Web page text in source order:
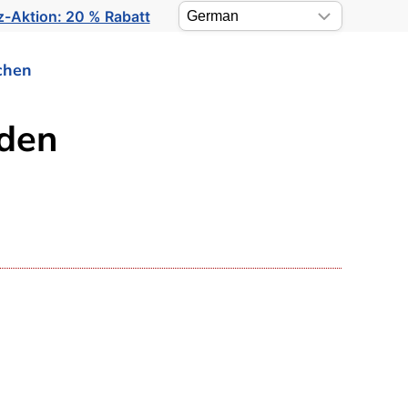
Aktion: 20 % Rabatt